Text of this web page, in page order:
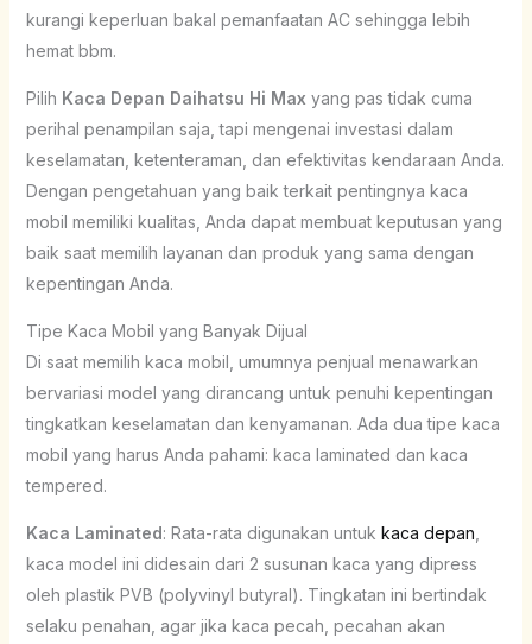
kurangi keperluan bakal pemanfaatan AC sehingga lebih
hemat bbm.
Pilih Kaca Depan Daihatsu Hi Max yang pas tidak cuma
perihal penampilan saja, tapi mengenai investasi dalam
keselamatan, ketenteraman, dan efektivitas kendaraan Anda.
Dengan pengetahuan yang baik terkait pentingnya kaca
mobil memiliki kualitas, Anda dapat membuat keputusan yang
baik saat memilih layanan dan produk yang sama dengan
kepentingan Anda.
Tipe Kaca Mobil yang Banyak Dijual
Di saat memilih kaca mobil, umumnya penjual menawarkan
bervariasi model yang dirancang untuk penuhi kepentingan
tingkatkan keselamatan dan kenyamanan. Ada dua tipe kaca
mobil yang harus Anda pahami: kaca laminated dan kaca
tempered.
Kaca Laminated: Rata-rata digunakan untuk kaca depan
kaca model ini didesain dari 2 susunan kaca yang dipress
oleh plastik PVB (polyvinyl butyral). Tingkatan ini bertindak
selaku penahan, agar jika kaca pecah, pecahan akan